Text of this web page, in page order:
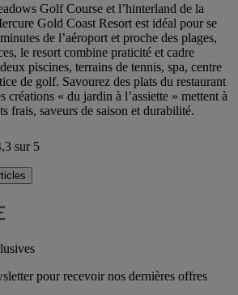
Golf Course et l’hinterland de la
Gold Coast Resort est idéal pour se
de l’aéroport et proche des plages,
le resort combine praticité et cadre
piscines, terrains de tennis, spa, centre
de golf. Savourez des plats du restaurant
créations « du jardin à l’assiette » mettent à
frais, saveurs de saison et durabilité.
sur 5
pour recevoir nos dernières offres